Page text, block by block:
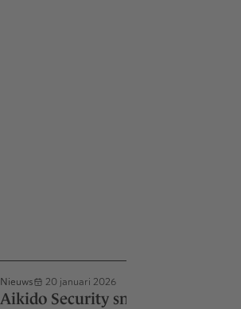
Nieuws 20 januari 2026
Aikido Security snelste Europese